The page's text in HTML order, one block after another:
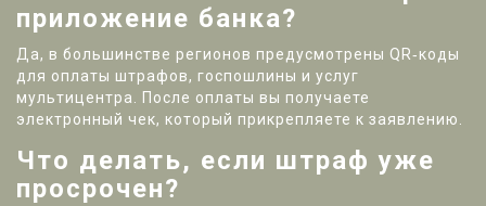
приложение банка?
Да, в большинстве регионов предусмотрены QR‑коды
для оплаты штрафов, госпошлины и услуг
мультицентра. После оплаты вы получаете
электронный чек, который прикрепляете к заявлению.
Что делать, если штраф уже
просрочен?